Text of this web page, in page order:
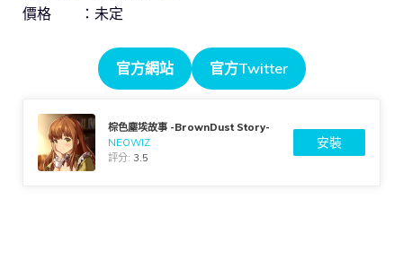
價格 ：未定
官方網站 官方Twitter
棕色塵埃故事 -BrownDust Story-
NEOWIZ
評分: 3.5
安裝